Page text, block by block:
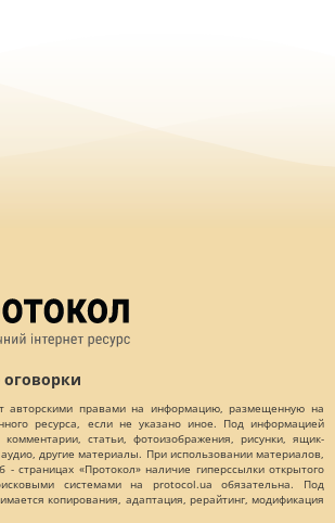
авторскими правами на информацию, размещенную на
ресурса, если не указано иное. Под информацией
статьи, фотоизображения, рисунки, ящик-
другие материалы. При использовании материалов,
страницах «Протокол» наличие гиперссылки открытого
системами на protocol.ua обязательна. Под
копирования, адаптация, рерайтинг, модификация